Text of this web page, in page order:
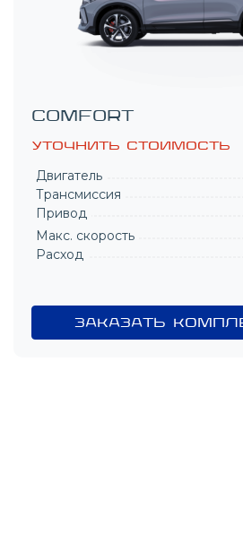
Уточнить стоимость
Двигатель